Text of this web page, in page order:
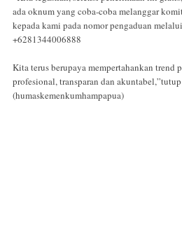
ada oknum yang coba-coba melanggar
kepada kami pada nomor pengaduan
+6281344006888
Kita terus berupaya mempertahankan trend
profesional, transparan dan
(humaskemenkumhampapua)